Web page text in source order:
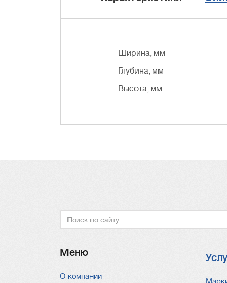
Ширина, мм
Глубина, мм
Высота, мм
Поиск
Меню
О компании